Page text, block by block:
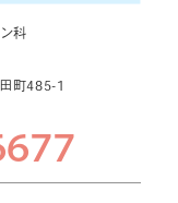
科
町485-1